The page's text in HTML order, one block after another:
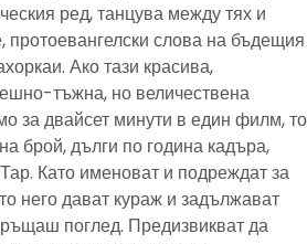
ред, танцува между тях и
протоевангелски слова на бъдещия
Ако тази красива,
тъжна, но величествена
за двайсет минути в един филм, то
брой, дълги по година кадъра,
Като именоват и подреждат за
него дават кураж и задължават
поглед. Предизвикват да